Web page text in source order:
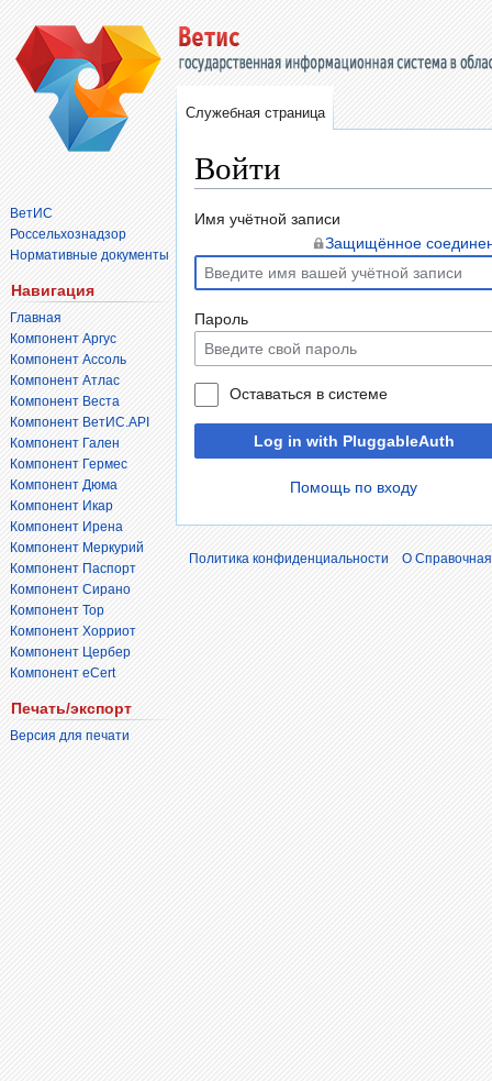
Войти
Перейти
навигации
Перейти
поиску
Имя учётной записи
Защищённое
Пароль
Оставаться в системе
Log in with PluggableAuth
Помощь по входу
Служебная страница
ВетИС
Россельхознадзор
Нормативные документы
Навигация
Главная
Компонент Аргус
Компонент Ассоль
Компонент Атлас
Компонент Веста
Компонент ВетИС.API
Компонент Гален
Компонент Гермес
Компонент Дюма
Компонент Икар
Компонент Ирена
Компонент Меркурий
Компонент Паспорт
Компонент Сирано
Компонент Тор
Компонент Хорриот
Компонент Цербер
Компонент eCert
Печать/экспорт
Версия для печати
Политика конфиденциальности О Справочная